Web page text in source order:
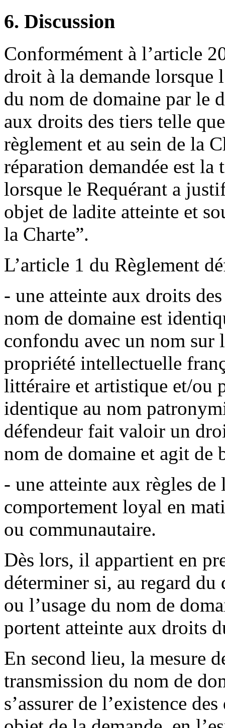
6. Discussion
Conformément à l’article
droit à la demande lorsque
du nom de domaine par le
aux droits des tiers telle
règlement et au sein de la
réparation demandée est
lorsque le Requérant a
objet de ladite atteinte et
la Charte”.
L’article 1 du Règlement
- une atteinte aux droits
nom de domaine est
confondu avec un nom sur
propriété intellectuelle
littéraire et artistique et/ou
identique au nom
défendeur fait valoir un
nom de domaine et agit de
- une atteinte aux règles de
comportement loyal en
ou communautaire.
Dès lors, il appartient en
déterminer si, au regard
ou l’usage du nom de
portent atteinte aux droits
En second lieu, la mesure
transmission du nom de
s’assurer de l’existence